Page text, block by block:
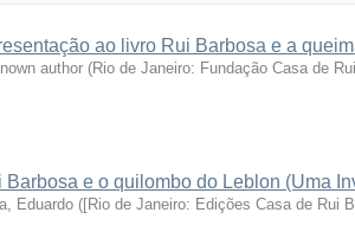
ao livro Rui Barbosa e a
author (Rio de Janeiro: Fundação Casa de
Barbosa e o quilombo do Leblon (Uma
Eduardo ([Rio de Janeiro: Edições Casa de Rui